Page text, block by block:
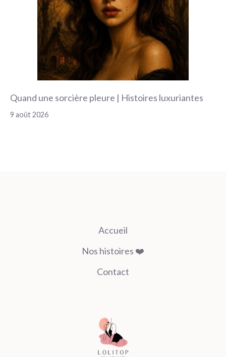
Quand une sorcière pleure | Histoires luxuriantes
9 août 2026
Accueil
Nos histoires ❤️
Contact